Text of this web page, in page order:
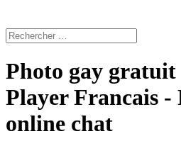
Photo gay
Player Francais -
online chat